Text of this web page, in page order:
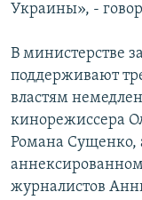
Украины», -
В министерстве
поддерживают
властям
кинорежиссера
Романа Сущенко,
журналистов